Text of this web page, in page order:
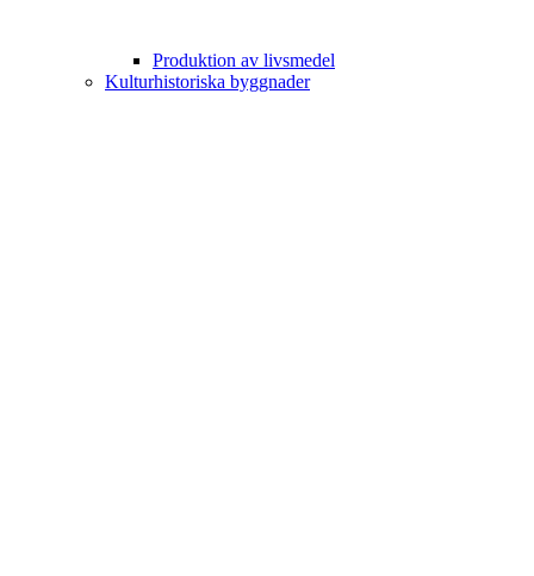
Produktion av livsmedel
Kulturhistoriska byggnader